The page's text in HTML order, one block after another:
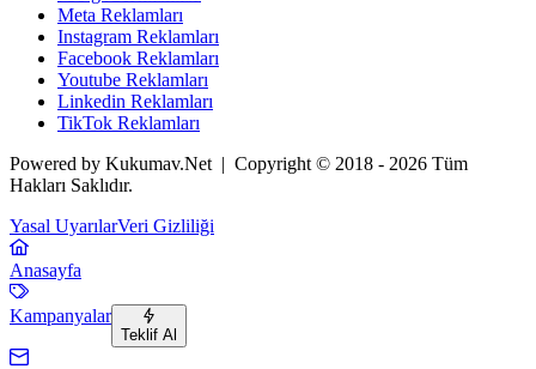
Meta Reklamları
Instagram Reklamları
Facebook Reklamları
Youtube Reklamları
Linkedin Reklamları
TikTok Reklamları
Powered by Kukumav.Net | Copyright © 2018 - 2026 Tüm
Hakları Saklıdır.
Yasal UyarılarVeri Gizliliği
Anasayfa
Kampanyalar
Teklif Al